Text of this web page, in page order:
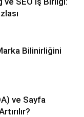
Bilinirliğini
ve Sayfa